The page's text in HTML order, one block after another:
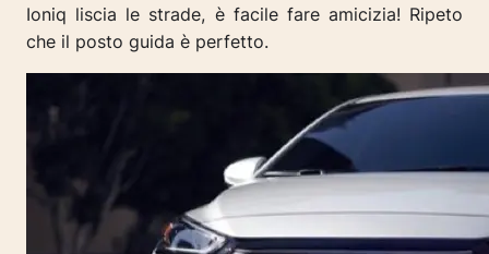
Ioniq liscia le strade, è facile fare amicizia! Ripeto
che il posto guida è perfetto.